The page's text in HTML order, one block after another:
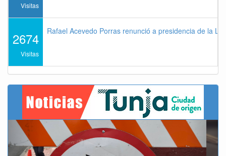
Visitas
2674
Visitas
Rafael Acevedo Porras renunció a presidencia de la
Previous Next